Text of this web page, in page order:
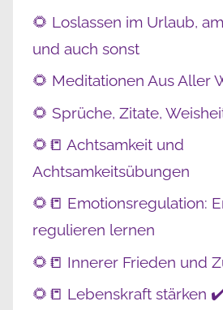
🌻 Loslassen im Urlaub,
und auch sonst
🌻 Meditationen Aus Aller
🌻 Sprüche, Zitate,
🌻📒 Achtsamkeit und
Achtsamkeitsübungen
🌻📒 Emotionsregulation:
regulieren lernen
🌻📒 Innerer Frieden und
🌻📒 Lebenskraft stärken